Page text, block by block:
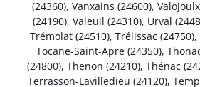
(24360), Vanxains (24600),
(24190), Valeuil (24310), Urval
Trémolat (24510), Trélissac (24750),
Tocane-Saint-Apre (24350),
(24800), Thenon (24210), Thénac
Terrasson-Lavilledieu (24120),